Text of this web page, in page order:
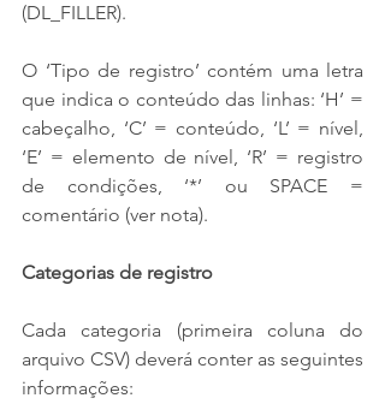
(DL_FILLER).
O ‘Tipo de registro’ contém uma letra
que indica o conteúdo das linhas: ‘H’ =
cabeçalho, ‘C’ = conteúdo, ‘L’ = nível,
‘E’ = elemento de nível, ‘R’ = registro
de condições, ‘*’ ou SPACE =
comentário (ver nota).
Categorias de registro
Cada categoria (primeira coluna do
arquivo CSV) deverá conter as seguintes
informações: